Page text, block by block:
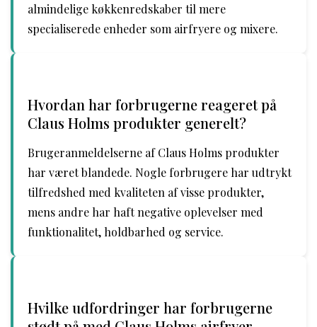
almindelige køkkenredskaber til mere
specialiserede enheder som airfryere og mixere.
Hvordan har forbrugerne reageret på
Claus Holms produkter generelt?
Brugeranmeldelserne af Claus Holms produkter
har været blandede. Nogle forbrugere har udtrykt
tilfredshed med kvaliteten af visse produkter,
mens andre har haft negative oplevelser med
funktionalitet, holdbarhed og service.
Hvilke udfordringer har forbrugerne